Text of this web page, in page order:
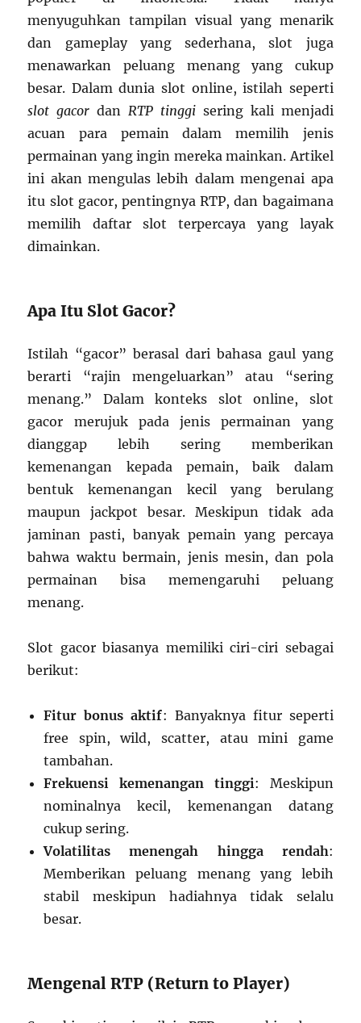
menyuguhkan tampilan visual yang menarik
dan gameplay yang sederhana, slot juga
menawarkan peluang menang yang cukup
besar. Dalam dunia slot online, istilah seperti
slot gacor dan RTP tinggisering kali menjadi
acuan para pemain dalam memilih jenis
permainan yang ingin mereka mainkan. Artikel
ini akan mengulas lebih dalam mengenai apa
itu slot gacor, pentingnya RTP, dan bagaimana
memilih daftar slot terpercaya yang layak
dimainkan.
Apa Itu Slot Gacor?
Istilah “gacor” berasal dari bahasa gaul yang
berarti “rajin mengeluarkan” atau “sering
menang.” Dalam konteks slot online, slot
gacor merujuk pada jenis permainan yang
dianggap lebih sering memberikan
kemenangan kepada pemain, baik dalam
bentuk kemenangan kecil yang berulang
maupun jackpot besar. Meskipun tidak ada
jaminan pasti, banyak pemain yang percaya
bahwa waktu bermain, jenis mesin, dan pola
permainan bisa memengaruhi peluang
menang.
Slot gacor biasanya memiliki ciri-ciri sebagai
berikut:
Fitur bonus aktif: Banyaknya fitur seperti
free spin, wild, scatter, atau mini game
tambahan.
Frekuensi kemenangan tinggi: Meskipun
nominalnya kecil, kemenangan datang
cukup sering.
Volatilitas menengah hingga rendah:
Memberikan peluang menang yang lebih
stabil meskipun hadiahnya tidak selalu
besar.
Mengenal RTP (Return to Player)